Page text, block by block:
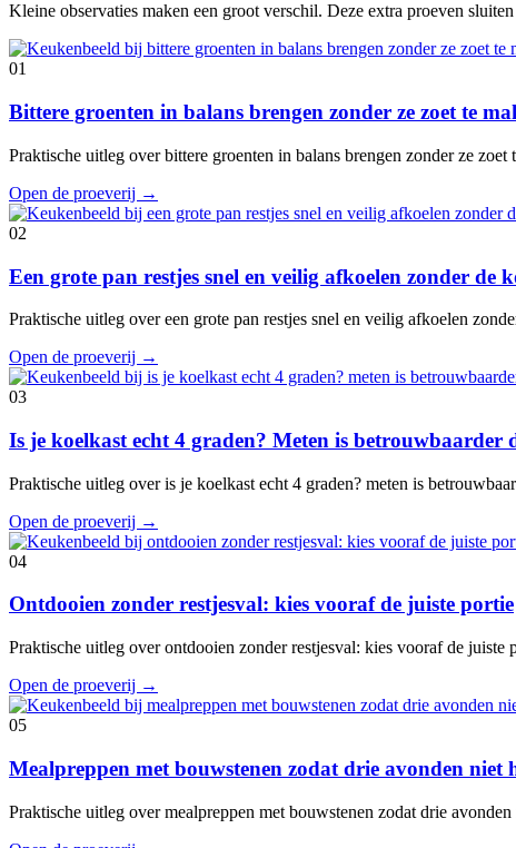
Kleine observaties maken een groot verschil. Deze extra proeven
01
Bittere groenten in balans brengen zonder ze zoet te
Praktische uitleg over bittere groenten in balans brengen zonder ze zoet
Open de proeverij →
02
Een grote pan restjes snel en veilig afkoelen zonder de
Praktische uitleg over een grote pan restjes snel en veilig afkoelen
Open de proeverij →
03
Is je koelkast echt 4 graden? Meten is betrouwbaarder
Praktische uitleg over is je koelkast echt 4 graden? meten is
Open de proeverij →
04
Ontdooien zonder restjesval: kies vooraf de juiste portie
Praktische uitleg over ontdooien zonder restjesval: kies vooraf de juiste
Open de proeverij →
05
Mealpreppen met bouwstenen zodat drie avonden niet
Praktische uitleg over mealpreppen met bouwstenen zodat drie